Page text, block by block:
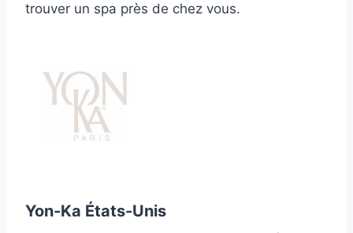
trouver un spa près de chez vous.
Yon-Ka États-Unis